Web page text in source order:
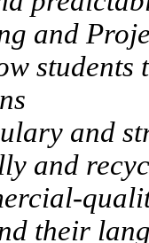
and
students
and
and
their